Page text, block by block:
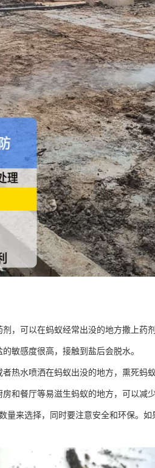
，可以在蚂蚁经常出没的地方撒上药
敏感度很高，接触到盐后会脱水。
热水喷洒在蚂蚁出没的地方，熏死蚂蚁
和餐厅等易滋生蚂蚁的地方，可以减
量来选择，同时要注意安全和环保。